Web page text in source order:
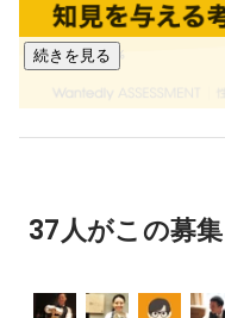
行」
など
【クライアント】
主なサービス提供業界
・大手ディベロッパー
・小売
続きを見る
37人がこの募